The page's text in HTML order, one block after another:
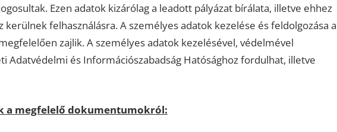
Ezen adatok kizárólag a leadott pályázat bírálata, illetve ehhez
felhasználásra. A személyes adatok kezelése és feldolgozása a
zajlik. A személyes adatok kezelésével, védelmével
Adatvédelmi és Információszabadság Hatósághoz fordulhat, illetve
a megfelelő dokumentumokról: